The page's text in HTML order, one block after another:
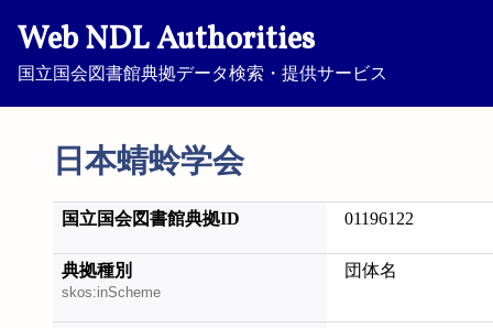
Web NDL Authorities
国立国会図書館典拠データ検索・提供サービス
日本蜻蛉学会
国立国会図書館典拠ID 01196122
典拠種別
skos:inScheme
団体名